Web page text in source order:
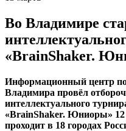
Во Владимире
«BrainShaker.
Информационный центр
Владимира провёл
интеллектуального
«BrainShaker. Юниоры»
проходит в 18 городах